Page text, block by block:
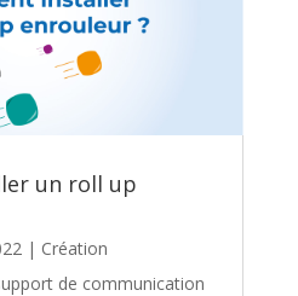
un roll up
| Création
de communication